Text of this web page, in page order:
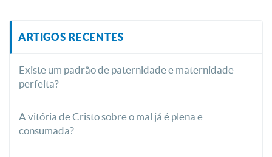
ARTIGOS RECENTES
Existe um padrão de paternidade e maternidade
perfeita?
A vitória de Cristo sobre o mal já é plena e
consumada?